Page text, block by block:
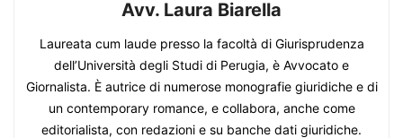
Avv. Laura Biarella
Laureata cum laude presso la facoltà di Giurisprudenza
dell’Università degli Studi di Perugia, è Avvocato e
Giornalista. È autrice di numerose monografie giuridiche e di
un contemporary romance, e collabora, anche come
editorialista, con redazioni e su banche dati giuridiche.